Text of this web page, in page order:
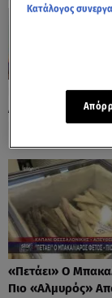
Παγωτό Από
Ακρίβεια
Πορτοφόλια
«Πετάει» Ο
Πιο «Αλμυρός»
Κατάλογος